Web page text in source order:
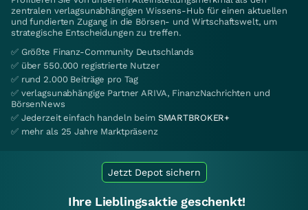
zentralen verlagsunabhängigen Wissens-Hub für einen aktuellen
und fundierten Zugang in die Börsen- und Wirtschaftswelt, um
strategische Entscheidungen zu treffen.
✅ Größte Finanz-Community Deutschlands
✅ über 550.000 registrierte Nutzer
✅ rund 2.000 Beiträge pro Tag
✅ verlagsunabhängige Partner ARIVA, FinanzNachrichten und
BörsenNews
✅ Jederzeit einfach handeln beim SMARTBROKER+
✅ mehr als 25 Jahre Marktpräsenz
Jetzt Depot sichern
Ihre Lieblingsaktie geschenkt!